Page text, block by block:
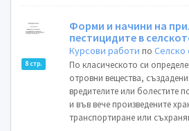
8 стр.
Форми и начини на
пестицидите в
Курсови работи поСелско
По класическото си
отровни вещества,
вредителите или болестите
и във вече произведените
транспортиране или